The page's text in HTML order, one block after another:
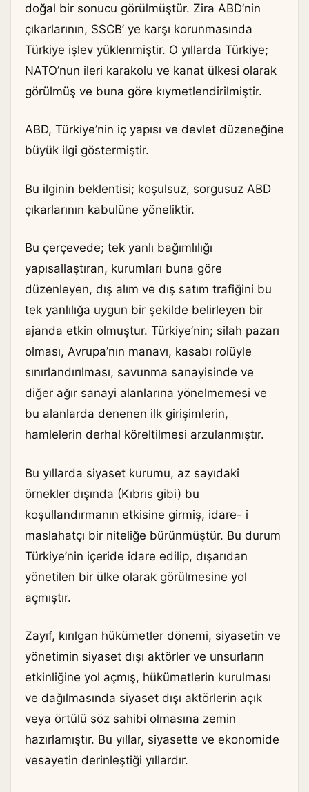
doğal bir sonucu görülmüştür. Zira ABD’nin
çıkarlarının, SSCB’ ye karşı korunmasında
Türkiye işlev yüklenmiştir. O yıllarda Türkiye;
NATO’nun ileri karakolu ve kanat ülkesi olarak
görülmüş ve buna göre kıymetlendirilmiştir.
ABD, Türkiye’nin iç yapısı ve devlet düzeneğine
büyük ilgi göstermiştir.
Bu ilginin beklentisi; koşulsuz, sorgusuz ABD
çıkarlarının kabulüne yöneliktir.
Bu çerçevede; tek yanlı bağımlılığı
yapısallaştıran, kurumları buna göre
düzenleyen, dış alım ve dış satım trafiğini bu
tek yanlılığa uygun bir şekilde belirleyen bir
ajanda etkin olmuştur. Türkiye’nin; silah pazarı
olması, Avrupa’nın manavı, kasabı rolüyle
sınırlandırılması, savunma sanayisinde ve
diğer ağır sanayi alanlarına yönelmemesi ve
bu alanlarda denenen ilk girişimlerin,
hamlelerin derhal köreltilmesi arzulanmıştır.
Bu yıllarda siyaset kurumu, az sayıdaki
örnekler dışında (Kıbrıs gibi) bu
koşullandırmanın etkisine girmiş, idare- i
maslahatçı bir niteliğe bürünmüştür. Bu durum
Türkiye’nin içeride idare edilip, dışarıdan
yönetilen bir ülke olarak görülmesine yol
açmıştır.
Zayıf, kırılgan hükümetler dönemi, siyasetin ve
yönetimin siyaset dışı aktörler ve unsurların
etkinliğine yol açmış, hükümetlerin kurulması
ve dağılmasında siyaset dışı aktörlerin açık
veya örtülü söz sahibi olmasına zemin
hazırlamıştır. Bu yıllar, siyasette ve ekonomide
vesayetin derinleştiği yıllardır.